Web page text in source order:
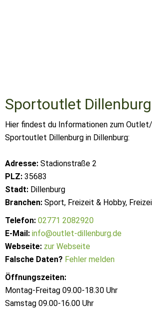
Sportoutlet Dillenburg
Hier findest du Informationen zum
Sportoutlet Dillenburg in Dillenburg:
Adresse: Stadionstraße 2
PLZ: 35683
Stadt: Dillenburg
Branchen: Sport, Freizeit & Hobby,
Telefon: 02771 2082920
E-Mail: info@outlet-dillenburg.de
Webseite: zur Webseite
Falsche Daten? Fehler melden
Öffnungszeiten:
Montag-Freitag 09.00-18.30 Uhr
Samstag 09.00-16.00 Uhr